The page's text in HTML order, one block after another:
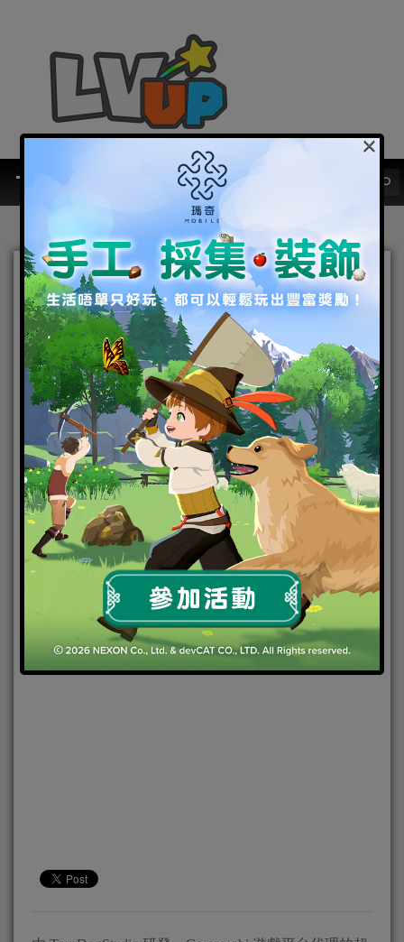
《白夜極光》版本更新 「風
暴停轉之時」限時開啟 全新
角色「醒山」與「伊芙」登
場
2021-10-06 |Android,IOS,手機遊戲
×